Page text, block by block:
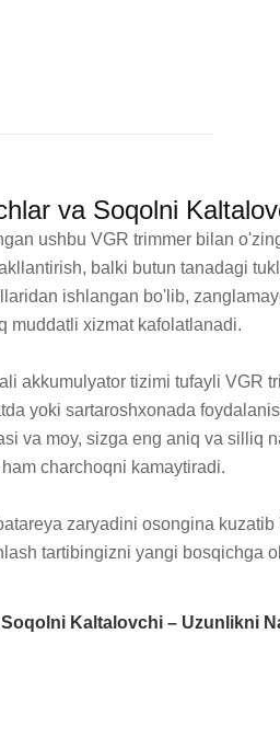
va Soqolni
ushbu VGR trimmer bilan
balki butun tanadagi
ishlangan bo'lib,
muddatli xizmat kafolatlanadi.
akkumulyator tizimi tufayli VGR
yoki sartaroshxonada
va moy, sizga eng aniq va silliq
charchoqni kamaytiradi.
zaryadini osongina
tartibingizni yangi bosqichga
Kaltalovchi – Uzunlikni